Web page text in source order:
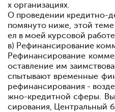
х организациях.
О проведении кредитно-
помянуто ниже, этой
ел в моей курсовой
в) Рефинансирование
Рефинансирование
оставление им
спытывают временные
рефинансирования -
жно-кредитной сферы.
сирования, Центральный